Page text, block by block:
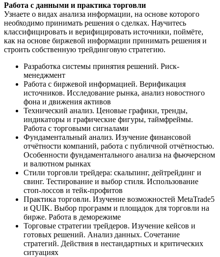
Работа с данными и практика торговли
Узнаете о видах анализа информации, на основе которого
необходимо принимать решения о сделках. Научитесь
классифицировать и верифицировать источники, поймёте,
как на основе биржевой информации принимать решения и
строить собственную трейдинговую стратегию.
Разработка системы принятия решений. Риск-
менеджмент
Работа с биржевой информацией. Верификация
источников. Исследование рынка, анализ новостного
фона и движения активов
Технический анализ. Ценовые графики, тренды,
индикаторы и графические фигуры, таймфреймы.
Работа с торговыми сигналами
Фундаментальный анализ. Изучение финансовой
отчётности компаний, работа с публичной отчётностью.
Особенности фундаментального анализа на фьючерсном
и валютном рынках
Стили торговли трейдера: скальпинг, дейтрейдинг и
свинг. Тестирование и выбор стиля. Использование
стоп-лоссов и тейк-профитов
Практика торговли. Изучение возможностей MetaTrade5
и QUIK. Выбор программ и площадок для торговли на
бирже. Работа в деморежиме
Торговые стратегии трейдеров. Изучение кейсов и
готовых решений. Анализ данных. Сочетание
стратегий. Действия в нестандартных и критических
ситуациях